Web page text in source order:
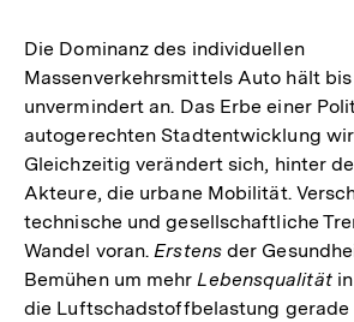
Die Dominanz des individuellen
Massenverkehrsmittels Auto hält
unvermindert an. Das Erbe einer
autogerechten Stadtentwicklung
Gleichzeitig verändert sich, hinter
Akteure, die urbane Mobilität.
technische und gesellschaftliche
Wandel voran.Erstensder
Bemühen um mehrLebensqualitätin
die Luftschadstoffbelastung gerade